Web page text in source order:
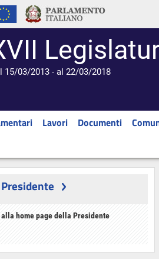
15/03/2013 - al 22/03/2018
Lavori Documenti
home page della Presidente